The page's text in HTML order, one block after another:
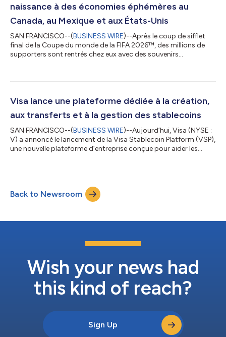
naissance à des économies éphémères au
Canada, au Mexique et aux États-Unis
SAN FRANCISCO--(BUSINESS WIRE)--Après le coup de sifflet
final de la Coupe du monde de la FIFA 2026™, des millions de
supporters sont rentrés chez eux avec des souvenirs
un impact durable, les dépenses enregistrées tout au long du
commerçants et aux économies locales des villes hôtes au
Canada, au Mexique et aux États-...
Visa lance une plateforme dédiée à la création,
aux transferts et à la gestion des stablecoins
SAN FRANCISCO--(BUSINESS WIRE)--Aujourd’hui, Visa (NYSE :
V) a annoncé le lancement de la Visa Stablecoin Platform (VSP),
une nouvelle plateforme d’entreprise conçue pour aider les
S’inscrivant dans la stratégie globale de Visa en matière de
cryptomonnaies, la VSP offre aux institutions financières, aux
Back to Newsroom
Wish your news had
this kind of reach?
Sign Up